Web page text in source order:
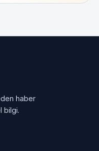
haber
bilgi.